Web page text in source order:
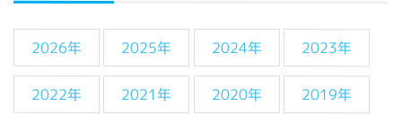
2026年 2025年 2024年 2023年
2022年 2021年 2020年 2019年